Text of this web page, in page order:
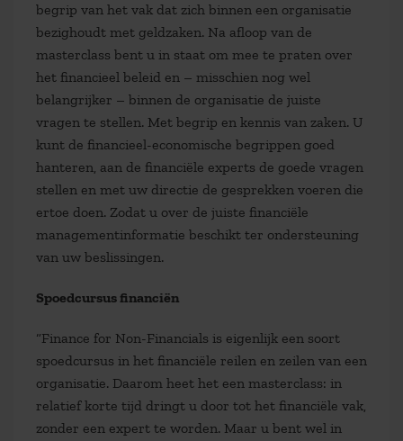
begrip van het vak dat zich binnen een organisatie
bezighoudt met geldzaken. Na afloop van de
masterclass bent u in staat om mee te praten over
het financieel beleid en – misschien nog wel
belangrijker – binnen de organisatie de juiste
vragen te stellen. Met begrip en kennis van zaken. U
kunt de financieel-economische begrippen goed
hanteren, aan de financiële experts de goede vragen
stellen en met uw directie de gesprekken voeren die
ertoe doen. Zodat u over de juiste financiële
managementinformatie beschikt ter ondersteuning
van uw beslissingen.
Spoedcursus financiën
“Finance for Non-Financials is eigenlijk een soort
spoedcursus in het financiële reilen en zeilen van een
organisatie. Daarom heet het een masterclass: in
relatief korte tijd dringt u door tot het financiële vak,
zonder een expert te worden. Maar u bent wel in